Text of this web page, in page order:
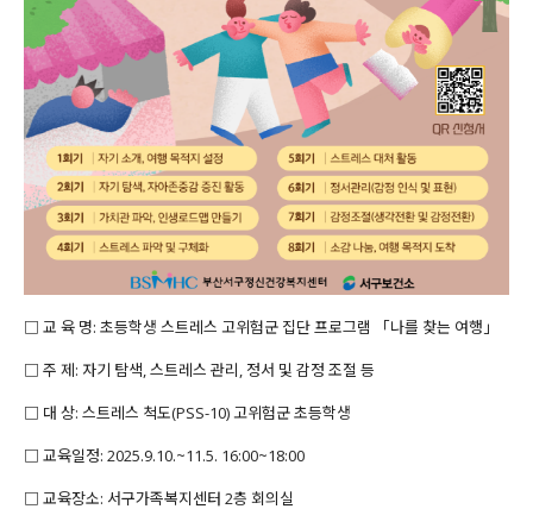
□ 교 육 명: 초등학생 스트레스 고위험군 집단 프로그램 「나를 찾는 여행」
□ 주 제: 자기 탐색, 스트레스 관리, 정서 및 감정 조절 등
□ 대 상: 스트레스 척도(PSS-10) 고위험군 초등학생
□ 교육일정: 2025.9.10.~11.5. 16:00~18:00
□ 교육장소: 서구가족복지센터 2층 회의실